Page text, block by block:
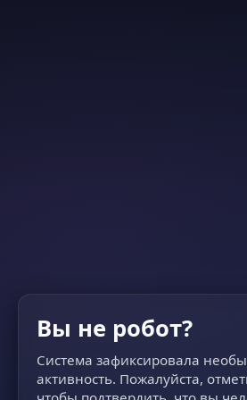
Вы не робот?
Система зафиксировала
активность. Пожалуйста,